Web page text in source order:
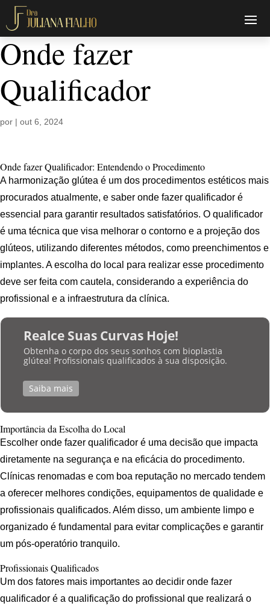
Onde fazer
Qualificador
por | out 6, 2024
Onde fazer Qualificador: Entendendo o Procedimento
A harmonização glútea é um dos procedimentos estéticos mais
procurados atualmente, e saber onde fazer qualificador é
essencial para garantir resultados satisfatórios. O qualificador
é uma técnica que visa melhorar o contorno e a projeção dos
glúteos, utilizando diferentes métodos, como preenchimentos e
implantes. A escolha do local para realizar esse procedimento
deve ser feita com cautela, considerando a experiência do
profissional e a infraestrutura da clínica.
Realce Suas Curvas Hoje!
Obtenha o corpo dos seus sonhos com bioplastia
glútea! Profissionais qualificados à sua disposição.
Saiba mais
Importância da Escolha do Local
Escolher onde fazer qualificador é uma decisão que impacta
diretamente na segurança e na eficácia do procedimento.
Clínicas renomadas e com boa reputação no mercado tendem
a oferecer melhores condições, equipamentos de qualidade e
profissionais qualificados. Além disso, um ambiente limpo e
organizado é fundamental para evitar complicações e garantir
um pós-operatório tranquilo.
Profissionais Qualificados
Um dos fatores mais importantes ao decidir onde fazer
qualificador é a qualificação do profissional que realizará o